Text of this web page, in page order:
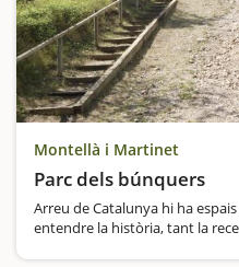
Montellà i Martinet
Parc dels búnquers
Arreu de Catalunya hi ha
entendre la història, tant la